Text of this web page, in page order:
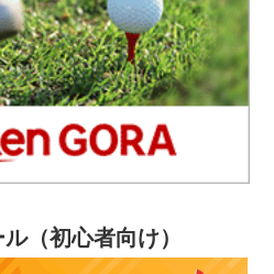
（初心者向け）